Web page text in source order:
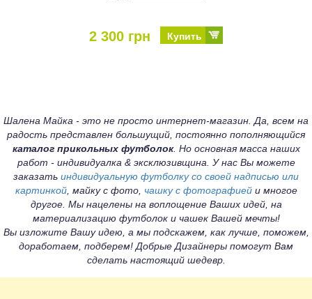
2 300 грн Купить
Шалена Майка - это не просто интернет-магазин. Да, всем на
радость представлен большущий, постоянно пополняющийся
каталог прикольных футболок. Но основная масса наших
работ - индивидуалка & эксклюзивщина. У нас Вы можете
заказать индивидуальную футболку со своей надписью или
картинкой, майку с фото, чашку с фотографиейи многое
другое. Мы нацелены на воплощение Ваших идей, на
материализацию футболок и чашек Вашей мечты!
Вы изложите Вашу идею, а мы подскажем, как лучше, поможем,
доработаем, подберем! Добрые Дизайнеры помогут Вам
сделать настоящий шедевр.